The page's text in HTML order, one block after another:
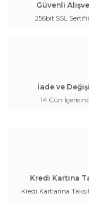
Güvenli
256bit SSL
İade ve
14 Gün
Kredi Kartına
Kredi Kartlarına